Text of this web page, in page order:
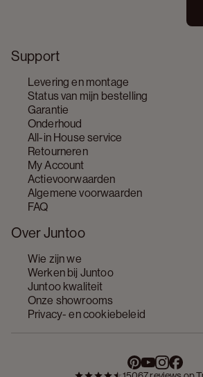
Support
Levering en montage
Status van mijn bestelling
Garantie
Onderhoud
All-in House service
Retourneren
My Account
Actievoorwaarden
Algemene voorwaarden
FAQ
Over Juntoo
Wie zijn we
Werken bij Juntoo
Juntoo kwaliteit
Onze showrooms
Privacy- en cookiebeleid